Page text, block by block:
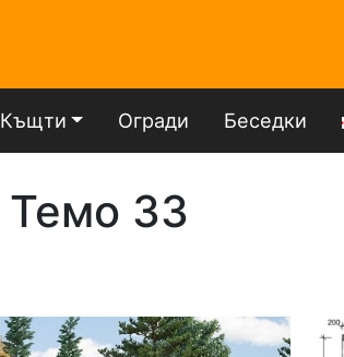
Къщти Огради Беседки
Темо 33